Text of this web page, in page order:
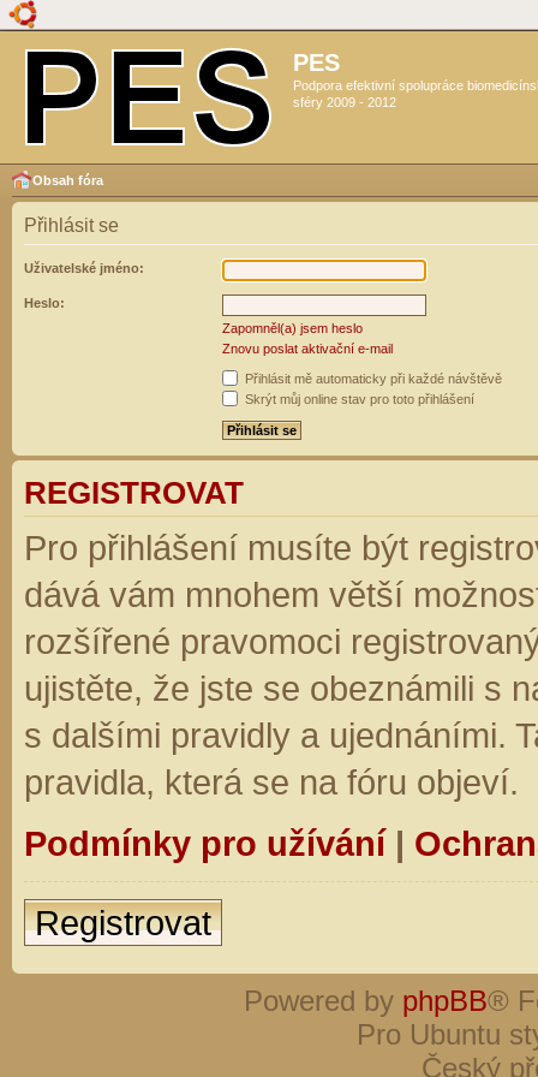
PES
Podpora efektivní spolupráce
sféry 2009 - 2012
Obsah fóra
Přihlásit se
Uživatelské jméno:
Heslo:
Zapomněl(a) jsem heslo
Znovu poslat aktivační e-mail
Přihlásit mě automaticky při každé návštěvě
Skrýt můj online stav pro toto přihlášení
REGISTROVAT
Pro přihlášení musíte být
dává vám mnohem větší
rozšířené pravomoci
ujistěte, že jste se obeznámili s
s dalšími pravidly a ujednáními.
pravidla, která se na fóru objeví.
Podmínky pro užívání|
Registrovat
Powered by phpBB®
Pro Ubuntu
Český